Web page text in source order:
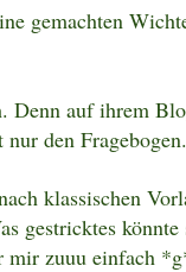
gemachten
Denn auf ihrem
den Fragebogen.
klassischen
gestricktes
mir zuuu einfach